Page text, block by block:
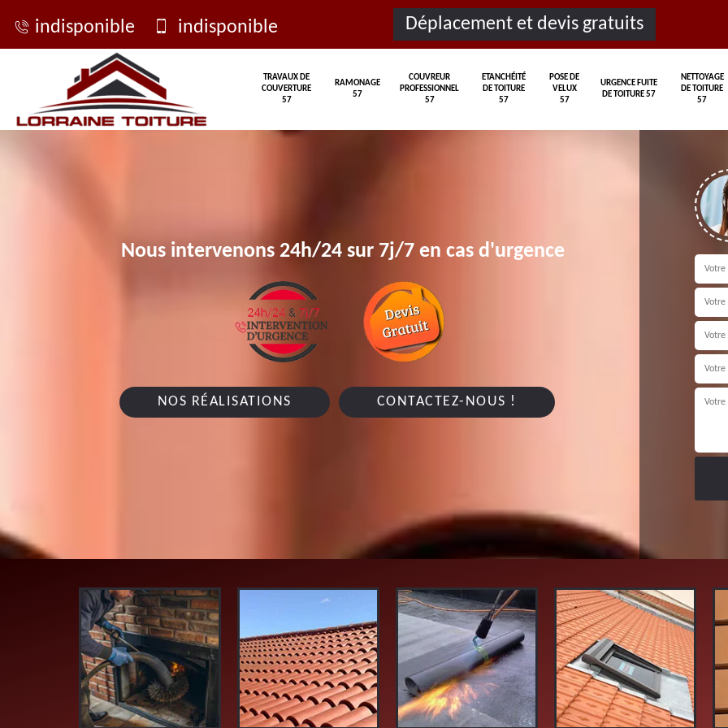
indisponible indisponible Déplacement et devis gratuits
TRAVAUX DE
COUVERTURE
57
RAMONAGE
57
COUVREUR
PROFESSIONNEL
57
ETANCHÉITÉ
DE TOITURE
57
POSE DE
VELUX
57
URGENCE FUITE
DE TOITURE 57
NETTOYAGE
DE TOITURE
57
Nous intervenons 24h/24 sur 7j/7 en cas d'urgence
NOS RÉALISATIONS CONTACTEZ-NOUS !